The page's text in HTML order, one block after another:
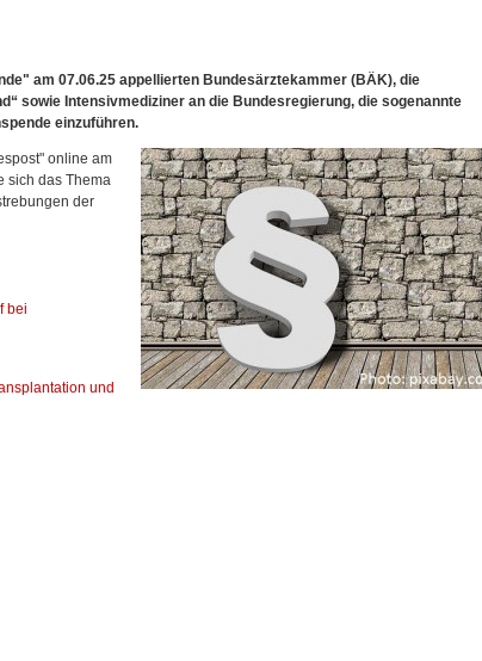
am 07.06.25 appellierten Bundesärztekammer (BÄK), die
sowie Intensivmediziner an die Bundesregierung, die sogenannte
einzuführen.
online am
sich das Thema
der
bei
und